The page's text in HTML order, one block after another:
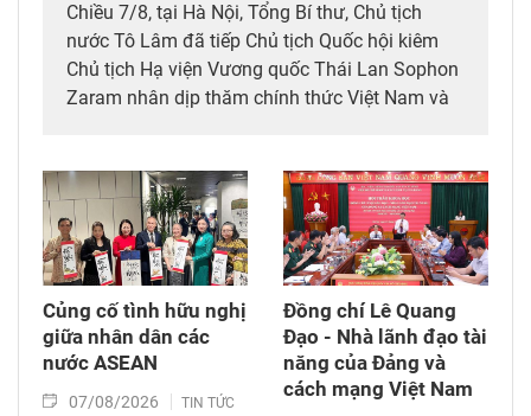
Chiều 7/8, tại Hà Nội, Tổng Bí thư, Chủ tịch
nước Tô Lâm đã tiếp Chủ tịch Quốc hội kiêm
Chủ tịch Hạ viện Vương quốc Thái Lan Sophon
Zaram nhân dịp thăm chính thức Việt Nam và
(6/8/1976 – 6/8/2026).
Củng cố tình hữu nghị
giữa nhân dân các
nước ASEAN
07/08/2026 TIN TỨC
Đồng chí Lê Quang
Đạo - Nhà lãnh đạo tài
năng của Đảng và
cách mạng Việt Nam​